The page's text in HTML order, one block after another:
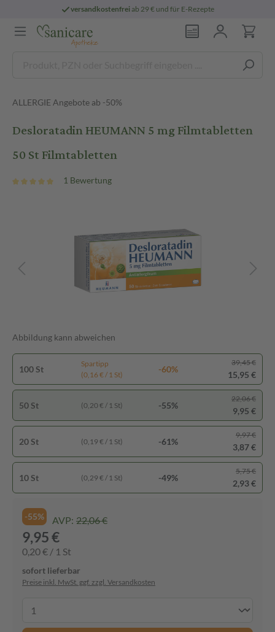
versandkostenfreiab 29 € und für E-Rezepte
ALLERGIE Angebote ab -50%
Desloratadin HEUMANN 5 mg Filmtabletten
50 St Filmtabletten
1 Bewertung
Abbildung kann abweichen
100 St
Spartipp
(0,16 € / 1 St)
-60%
39,45 €
15,95 €
50 St (0,20 € / 1 St) -55%
22,06 €
9,95 €
20 St (0,19 € / 1 St) -61%
9,97 €
3,87 €
10 St (0,29 € / 1 St) -49%
5,75 €
2,93 €
-55% AVP: 22,06 €
9,95 €
0,20 € / 1 St
sofort lieferbar
Preise inkl. MwSt. ggf. zzgl. Versandkosten